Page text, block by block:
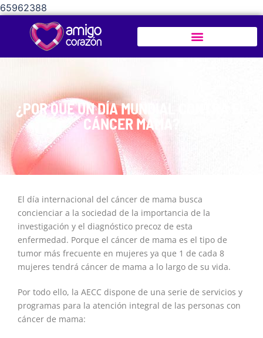
65962388
¿POR QUÉ UN DÍA MUNDIAL CONTRA EL
CÁNCER MAMA?
El día internacional del cáncer de mama busca
concienciar a la sociedad de la importancia de la
investigación y el diagnóstico precoz de esta
enfermedad. Porque el cáncer de mama es el tipo de
tumor más frecuente en mujeres ya que 1 de cada 8
mujeres tendrá cáncer de mama a lo largo de su vida.
Por todo ello, la AECC dispone de una serie de servicios y
programas para la atención integral de las personas con
cáncer de mama: